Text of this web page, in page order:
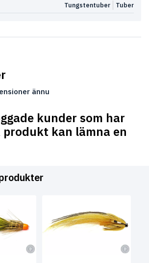
Tuber
Tungstentuber
ännu
kunder som har
produkt kan lämna en